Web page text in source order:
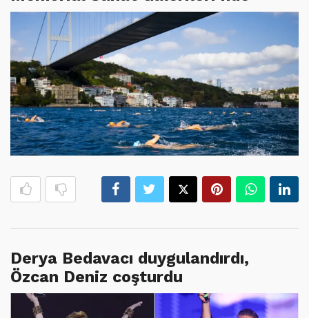
Derya Bedavacı duygulandırdı,
Özcan Deniz coşturdu